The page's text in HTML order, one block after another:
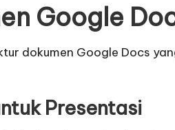
Google
dokumen Google Docs
Presentasi